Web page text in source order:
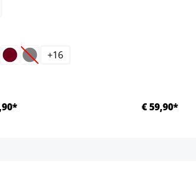
optie is momenteel niet beschikbaar.)
(Deze optie is momenteel niet beschikbaar.)
+16
€ 59,90*